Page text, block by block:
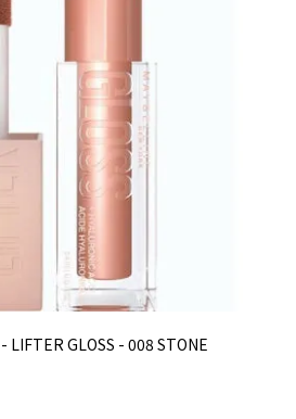
LIFTER GLOSS - 008 STONE